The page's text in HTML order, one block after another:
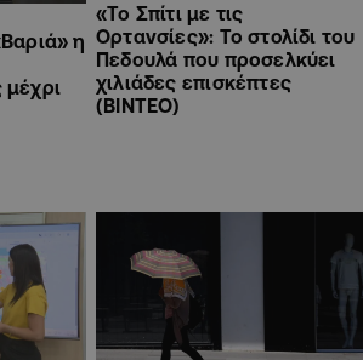
η
«Το Σπίτι με τις
Ορτανσίες»: Το στολίδι του
Πεδουλά που προσελκύει
χιλιάδες επισκέπτες
(ΒΙΝΤΕΟ)